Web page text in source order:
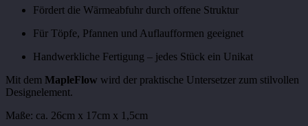
Fördert die Wärmeabfuhr durch offene Struktur
Für Töpfe, Pfannen und Auflaufformen geeignet
Handwerkliche Fertigung – jedes Stück ein Unikat
Mit dem MapleFlow wird der praktische Untersetzer zum stilvollen
Designelement.
Maße: ca. 26cm x 17cm x 1,5cm